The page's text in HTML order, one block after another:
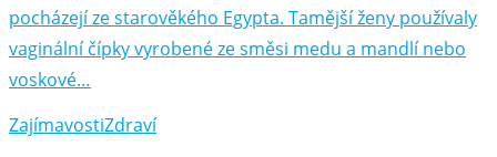
pocházejí ze starověkého Egypta. Tamější ženy používaly
vaginální čípky vyrobené ze směsi medu a mandlí nebo
voskové…
ZajímavostiZdraví